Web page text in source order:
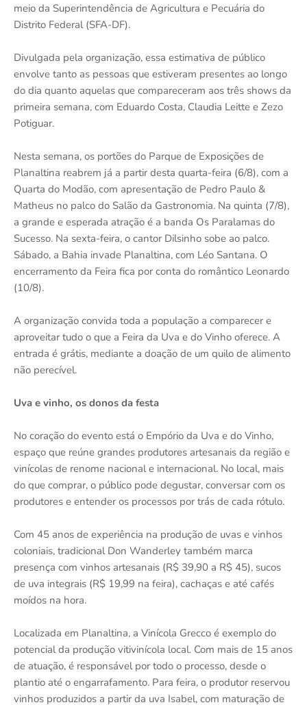
meio da Superintendência de Agricultura e Pecuária do
Distrito Federal (SFA-DF).
Divulgada pela organização, essa estimativa de público
envolve tanto as pessoas que estiveram presentes ao longo
do dia quanto aquelas que compareceram aos três shows da
primeira semana, com Eduardo Costa, Claudia Leitte e Zezo
Potiguar.
Nesta semana, os portões do Parque de Exposições de
Planaltina reabrem já a partir desta quarta-feira (6/8), com a
Quarta do Modão, com apresentação de Pedro Paulo &
Matheus no palco do Salão da Gastronomia. Na quinta (7/8),
a grande e esperada atração é a banda Os Paralamas do
Sucesso. Na sexta-feira, o cantor Dilsinho sobe ao palco.
Sábado, a Bahia invade Planaltina, com Léo Santana. O
encerramento da Feira fica por conta do romântico Leonardo
(10/8).
A organização convida toda a população a comparecer e
aproveitar tudo o que a Feira da Uva e do Vinho oferece. A
entrada é grátis, mediante a doação de um quilo de alimento
não perecível.
Uva e vinho, os donos da festa
No coração do evento está o Empório da Uva e do Vinho,
espaço que reúne grandes produtores artesanais da região e
vinícolas de renome nacional e internacional. No local, mais
do que comprar, o público pode degustar, conversar com os
produtores e entender os processos por trás de cada rótulo.
Com 45 anos de experiência na produção de uvas e vinhos
coloniais, tradicional Don Wanderley também marca
presença com vinhos artesanais (R$ 39,90 a R$ 45), sucos
de uva integrais (R$ 19,99 na feira), cachaças e até cafés
moídos na hora.
Localizada em Planaltina, a Vinícola Grecco é exemplo do
potencial da produção vitivinícola local. Com mais de 15 anos
de atuação, é responsável por todo o processo, desde o
plantio até o engarrafamento. Para feira, o produtor reservou
vinhos produzidos a partir da uva Isabel, com maturação de